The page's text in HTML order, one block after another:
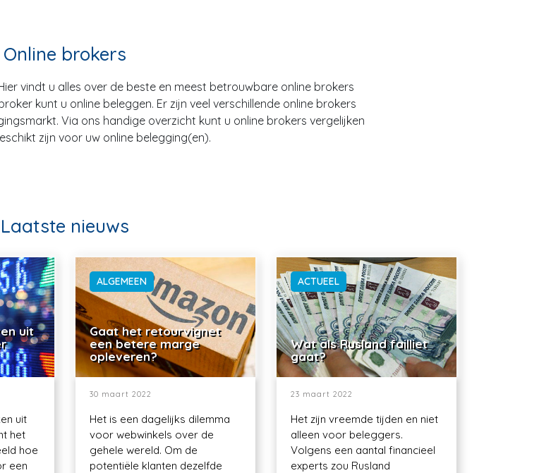
Online brokers
vindt u alles over de beste en meest betrouwbare online brokers
kunt u online beleggen. Er zijn veel verschillende online brokers
Via ons handige overzicht kunt u online brokers vergelijken
zijn voor uw online belegging(en).
Laatste nieuws
uit
uit
het
hoe
een
ALGEMEEN
Gaat het retourvignet
een betere marge
opleveren?
30 maart 2022
Het is een dagelijks dilemma
voor webwinkels over de
gehele wereld. Om de
potentiële klanten dezelfde
ACTUEEL
Wat als Rusland failliet
gaat?
23 maart 2022
Het zijn vreemde tijden en niet
alleen voor beleggers.
Volgens een aantal financieel
experts zou Rusland